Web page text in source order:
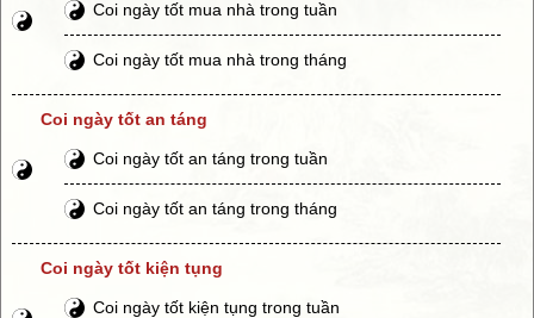
Coi ngày tốt mua nhà trong tuần
Coi ngày tốt mua nhà trong tháng
Coi ngày tốt an táng
Coi ngày tốt an táng trong tuần
Coi ngày tốt an táng trong tháng
Coi ngày tốt kiện tụng
Coi ngày tốt kiện tụng trong tuần